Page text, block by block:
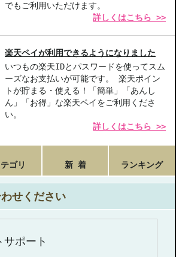
・薄づき 立体感メイク
でもご利用いただけます。
詳しくはこちら >>
楽天ペイが利用できるようになりました
いつもの楽天IDとパスワードを使ってスム
ーズなお支払いが可能です。 楽天ポイン
トが貯まる・使える！「簡単」「あんし
ん」「お得」な楽天ペイをご利用くださ
い。
詳しくはこちら >>
ゴリ 新 着 ランキング
せください
サポート